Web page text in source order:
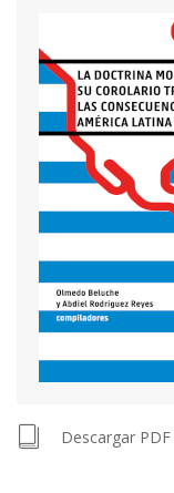
Descargar PDF